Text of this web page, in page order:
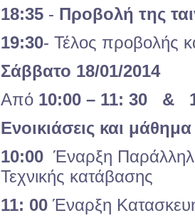
18:35 - Προβολή της
19:30- Τέλος προβολής
Σάββατο 18/01/2014
Από 10:00 – 11: 30 &
Ενοικιάσεις και
10:00 Έναρξη
Τεχνικής κατάβασης
11: 00 Έναρξη